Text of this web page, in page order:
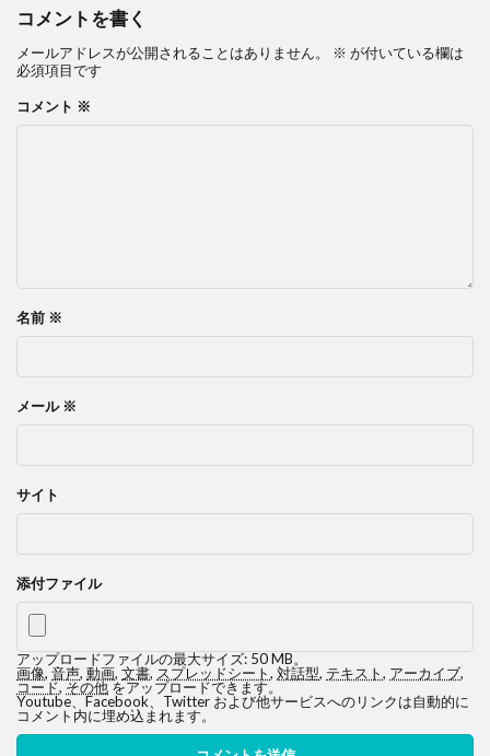
コメントを書く
メールアドレスが公開されることはありません。 ※ が付いている欄は
必須項目です
コメント ※
名前 ※
メール ※
サイト
添付ファイル
アップロードファイルの最大サイズ: 50 MB。
画像, 音声, 動画, 文書, スプレッドシート, 対話型, テキスト, アーカイブ,
コード,その他をアップロードできます。
Youtube、Facebook、Twitter および他サービスへのリンクは自動的に
コメント内に埋め込まれます。